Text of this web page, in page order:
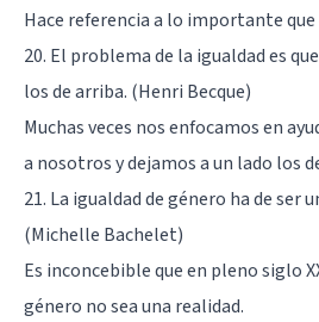
Hace referencia a lo importante que
20. El problema de la igualdad es
los de arriba. (Henri Becque)
Muchas veces nos enfocamos en
a nosotros y dejamos a un lado los
21. La igualdad de género ha de ser
(Michelle Bachelet)
Es inconcebible que en pleno siglo
género no sea una realidad.